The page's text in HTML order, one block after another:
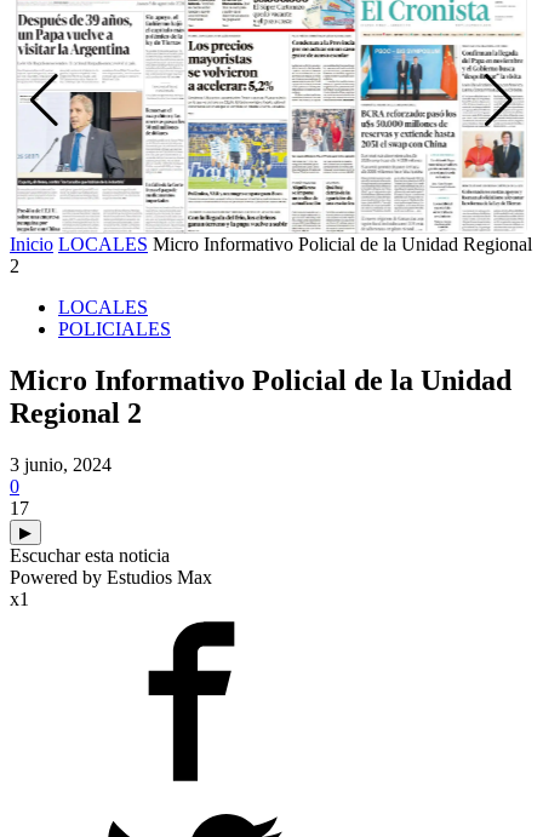
Inicio LOCALES Micro Informativo Policial de la Unidad Regional
2
LOCALES
POLICIALES
Micro Informativo Policial de la Unidad
Regional 2
3 junio, 2024
0
17
▶
Escuchar esta noticia
Powered by Estudios Max
x1